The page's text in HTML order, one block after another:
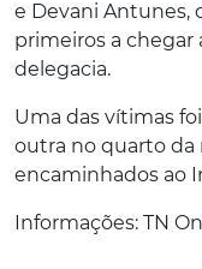
e Devani Antunes,
primeiros a chegar
delegacia.
Uma das vítimas
outra no quarto da
encaminhados ao
Informações: TN